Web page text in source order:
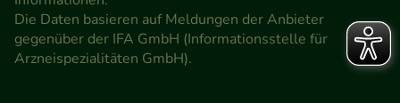
Die Daten basieren auf Meldungen der Anbieter
gegenüber der IFA GmbH (Informationsstelle für
Arzneispezialitäten GmbH).